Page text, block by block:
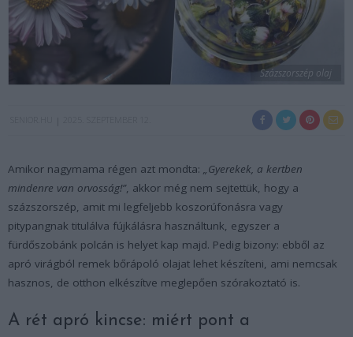
Százszorszép olaj
Amikor nagymama régen azt mondta: „Gyerekek, a kertben
mindenre van orvosság!”, akkor még nem sejtettük, hogy a
százszorszép, amit mi legfeljebb koszorúfonásra vagy
pitypangnak titulálva fújkálásra használtunk, egyszer a
fürdőszobánk polcán is helyet kap majd. Pedig bizony: ebből az
apró virágból remek bőrápoló olajat lehet készíteni, ami nemcsak
hasznos, de otthon elkészítve meglepően szórakoztató is.
A rét apró kincse: miért pont a